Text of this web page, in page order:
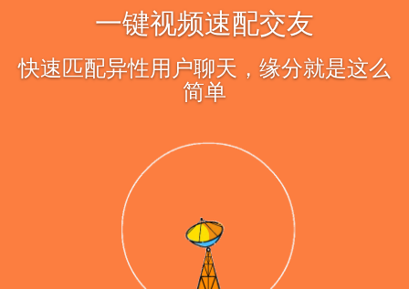
一键视频速配交友
快速匹配异性用户聊天，缘分就是这么
简单